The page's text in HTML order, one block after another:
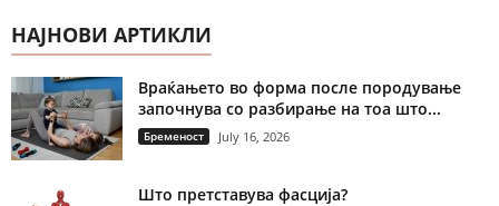
НАЈНОВИ АРТИКЛИ
Враќањето во форма после породување
започнува со разбирање на тоа што...
Бременост July 16, 2026
Што претставува фасција?